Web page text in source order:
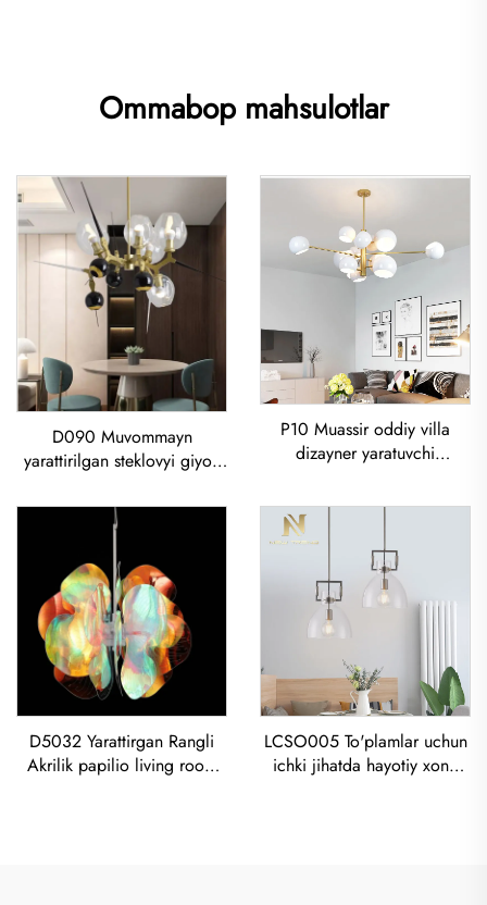
Ommabop mahsulotlar
D090 Muvommayn
yarattirilgan steklovyi giyoh
xonasi uchun LED lustra
P10 Muassir oddiy villa
dizayner yaratuvchi
Chandelier Dangach-Art
Sprayed-Painted Tasvirli
yorug'lik
D5032 Yarattirgan Rangli
Akrilik papilio living room
LCSO005 To'plamlar uchun
ichki jihatda hayotiy xona